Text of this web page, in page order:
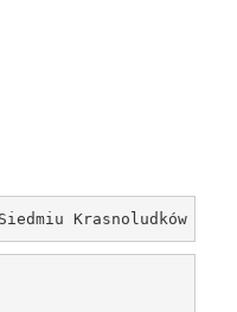
Krasnoludków -